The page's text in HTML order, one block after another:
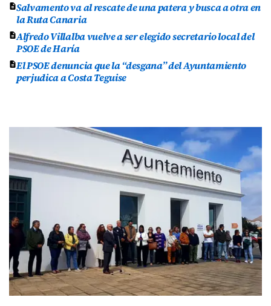
Salvamento va al rescate de una patera y busca a otra en
la Ruta Canaria
Alfredo Villalba vuelve a ser elegido secretario local del
PSOE de Haría
El PSOE denuncia que la “desgana” del Ayuntamiento
perjudica a Costa Teguise